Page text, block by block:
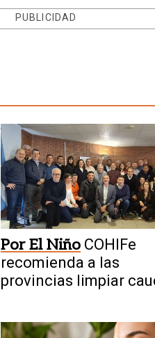
PUBLICIDAD
Por El Niño COHIFe
recomienda a las
provincias limpiar